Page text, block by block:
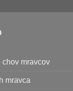
mravcov
mravca